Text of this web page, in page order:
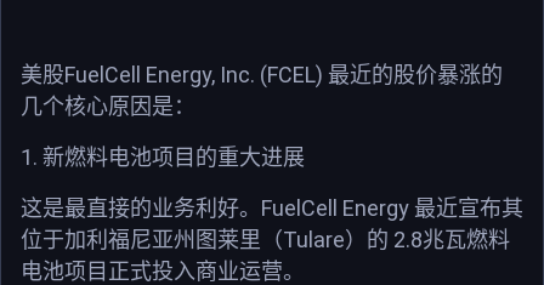
美股FuelCell Energy, Inc. (FCEL) 最近的股价暴涨的
几个核心原因是：
1. 新燃料电池项目的重大进展
这是最直接的业务利好。 FuelCell Energy 最近宣布其
位于加利福尼亚州图莱里（Tulare）的 2.8兆瓦燃料
电池项目正式投入商业运营。